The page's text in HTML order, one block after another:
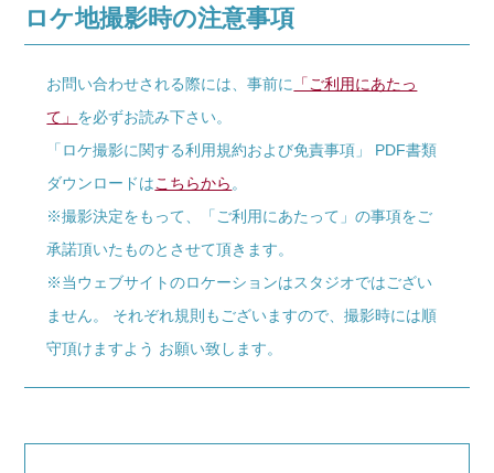
ロケ地撮影時の注意事項
お問い合わせされる際には、事前に 「ご利用にあたっ
て」 を必ずお読み下さい。
「ロケ撮影に関する利用規約および免責事項」 PDF書類
ダウンロードはこちらから。
※撮影決定をもって、「ご利用にあたって」の事項をご
承諾頂いたものとさせて頂きます。
※当ウェブサイトのロケーションはスタジオではござい
ません。 それぞれ規則もございますので、撮影時には順
守頂けますよう お願い致します。